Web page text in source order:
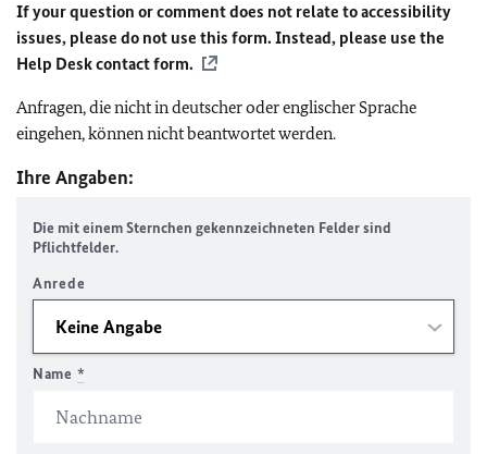
If your question or comment does not relate to accessibility
issues, please do not use this form. Instead, please use the
Help Desk contact form.
Anfragen, die nicht in deutscher oder englischer Sprache
eingehen, können nicht beantwortet werden.
Ihre Angaben:
Die mit einem Sternchen gekennzeichneten Felder sind
Pflichtfelder.
Anrede
Name *